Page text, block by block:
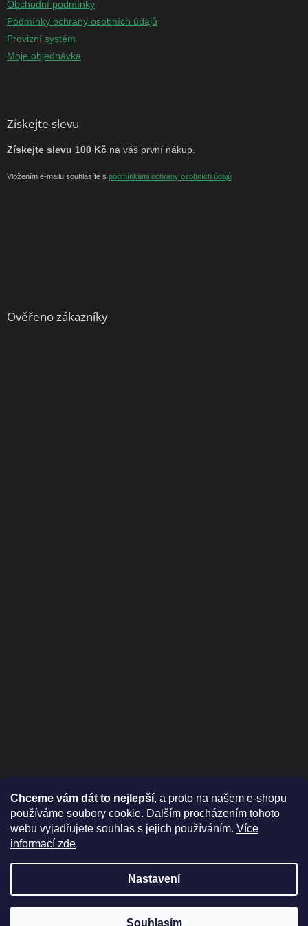
Chceme vám dát to nejlepší, a proto na našem e-shopu
používáme soubory cookie. Dalším procházením tohoto
webu vyjadřujete souhlas s jejich používáním. Více
informací zde
Nastavení
Souhlasím
Obchodní podmínky
Podmínky ochrany osobních údajů
Provizní systém
Moje objednávka
Získejte slevu
Získejte slevu 100 Kč na váš první nákup.
Vložením e-mailu souhlasíte s podmínkami ochrany osobních údajů
Ověřeno zákazníky